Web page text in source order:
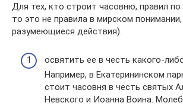
Для тех, кто строит часовню, правил
то это не правила в мирском
разумеющиеся действия).
освятить ее в честь какого-
Например, в Екатерининском
стоит часовня в честь святых
Невского и Иоанна Воина.